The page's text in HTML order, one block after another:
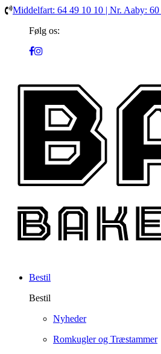
Middelfart: 64 49 10 10 | Nr. Aaby:
Følg os:
Bestil
Bestil
Nyheder
Romkugler og Træstammer